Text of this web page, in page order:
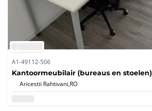
A1-49112-506
Kantoormeubilair (bureaus en stoelen)
Aricestii Rahtivani,RO